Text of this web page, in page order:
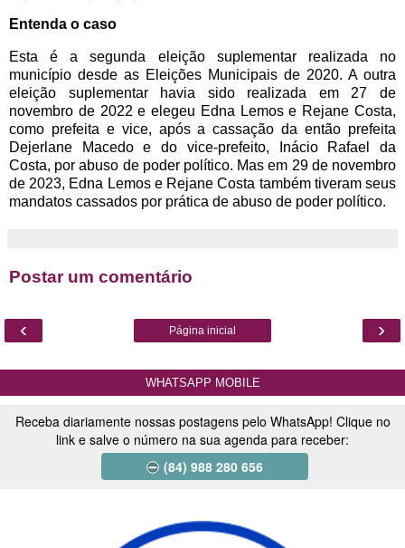
Entenda o caso
Esta é a segunda eleição suplementar realizada no
município desde as Eleições Municipais de 2020. A outra
eleição suplementar havia sido realizada em 27 de
novembro de 2022 e elegeu Edna Lemos e Rejane Costa,
como prefeita e vice, após a cassação da então prefeita
Dejerlane Macedo e do vice-prefeito, Inácio Rafael da
Costa, por abuso de poder político. Mas em 29 de novembro
de 2023, Edna Lemos e Rejane Costa também tiveram seus
mandatos cassados por prática de abuso de poder político.
Postar um comentário
‹ ›
Página inicial
WHATSAPP MOBILE
Receba diariamente nossas postagens pelo WhatsApp! Clique no
link e salve o número na sua agenda para receber:
(84) 988 280 656